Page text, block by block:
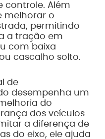
controle. Além
melhorar o
permitindo
a tração em
com baixa
cascalho solto.
de
desempenha um
do
dos veículos
a diferença de
do eixo, ele ajuda